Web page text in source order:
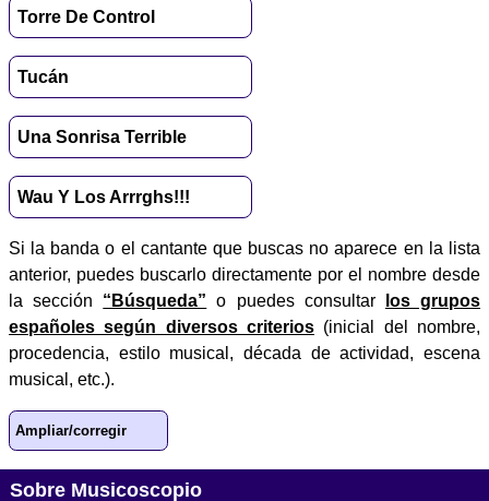
Torre De Control
Tucán
Una Sonrisa Terrible
Wau Y Los Arrrghs!!!
Si la banda o el cantante que buscas no aparece en la lista
anterior, puedes buscarlo directamente por el nombre desde
la sección “Búsqueda” o puedes consultar
los grupos
españoles según diversos criterios (inicial del nombre,
procedencia, estilo musical, década de actividad, escena
musical, etc.).
Ampliar/corregir
Sobre Musicoscopio